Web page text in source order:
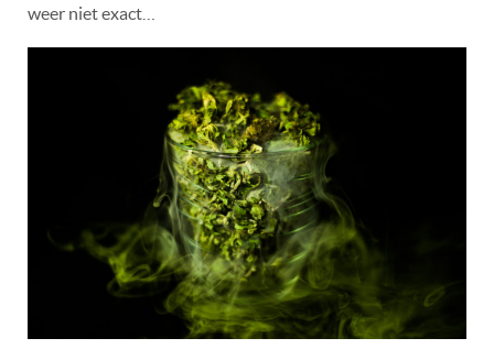
weer niet exact…